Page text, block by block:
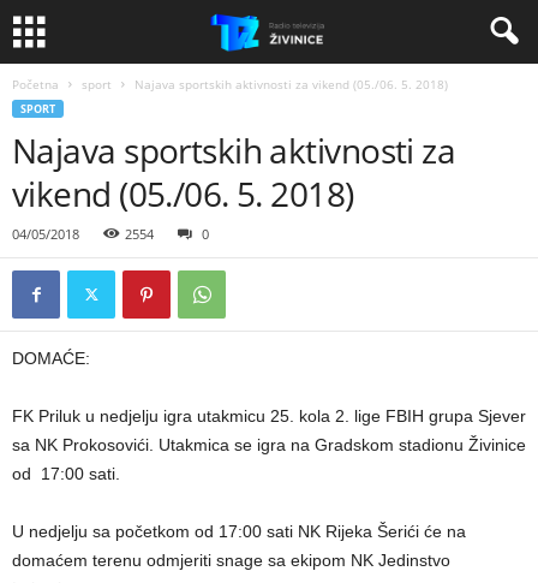
Početna sport Najava sportskih aktivnosti za vikend (05./06. 5. 2018)
SPORT
Najava sportskih aktivnosti za
vikend (05./06. 5. 2018)
04/05/2018 2554 0
DOMAĆE:
FK Priluk u nedjelju igra utakmicu 25. kola 2. lige FBIH grupa Sjever
sa NK Prokosovići. Utakmica se igra na Gradskom stadionu Živinice
od 17:00 sati.
U nedjelju sa početkom od 17:00 sati NK Rijeka Šerići će na
domaćem terenu odmjeriti snage sa ekipom NK Jedinstvo